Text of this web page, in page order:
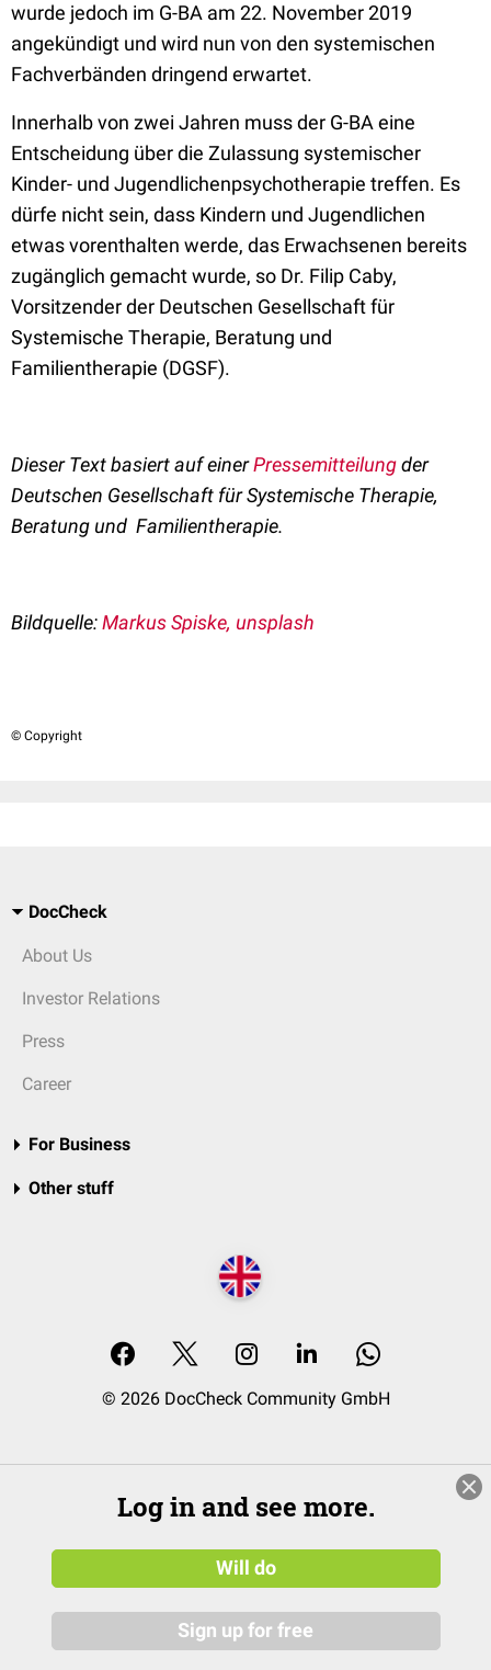
wurde jedoch im G-BA am 22. November 2019
angekündigt und wird nun von den systemischen
Fachverbänden dringend erwartet.
Innerhalb von zwei Jahren muss der G-BA eine
Entscheidung über die Zulassung systemischer
Kinder- und Jugendlichenpsychotherapie treffen. Es
dürfe nicht sein, dass Kindern und Jugendlichen
etwas vorenthalten werde, das Erwachsenen bereits
zugänglich gemacht wurde, so Dr. Filip Caby,
Vorsitzender der Deutschen Gesellschaft für
Systemische Therapie, Beratung und
Familientherapie (DGSF).
Dieser Text basiert auf einerPressemitteilungder
Deutschen Gesellschaft für Systemische Therapie,
Beratung und Familientherapie.
Bildquelle:Markus Spiske, unsplash
© Copyright
DocCheck
About Us
Investor Relations
Press
Career
For Business
Other stuff
© 2026 DocCheck Community GmbH
Log in and see more.
Will do
Sign up for free